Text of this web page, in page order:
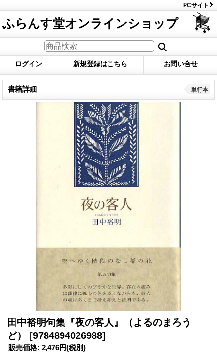
PCサイト
ふらんす堂オンラインショップ
ログイン 新規登録はこちら お問い合せ
書籍詳細 単行本
田中裕明句集『夜の客人』（よるのまろう
ど） [9784894026988]
販売価格: 2,476円(税別)